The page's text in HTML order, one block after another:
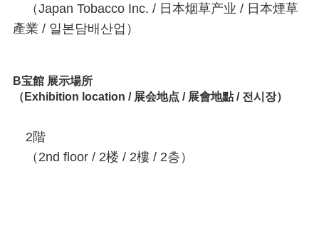
（Japan Tobacco Inc. / 日本烟草产业 / 日本煙草
產業 / 일본담배산업）
B宝館 展示場所
（Exhibition location / 展会地点 / 展會地點 / 전시장）
2階
（2nd floor / 2楼 / 2樓 / 2층）